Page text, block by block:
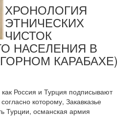
ХРОНОЛОГИЯ
ЭТНИЧЕСКИХ
ЧИСТОК
НАСЕЛЕНИЯ В
КАРАБАХЕ)
как Россия и Турция подписывают
которому, Закавказье
Турции, османская армия